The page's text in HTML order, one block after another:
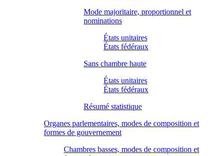
Mode majoritaire, proportionnel et
nominations
États unitaires
États fédéraux
Sans chambre haute
États unitaires
États fédéraux
Résumé statistique
Organes parlementaires, modes de composition et
formes de gouvernement
Chambres basses, modes de composition et